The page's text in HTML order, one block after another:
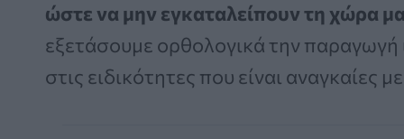
ώστε να μην εγκαταλείπουν τη χώρα
εξετάσουμε ορθολογικά την παραγωγή
στις ειδικότητες που είναι αναγκαίες